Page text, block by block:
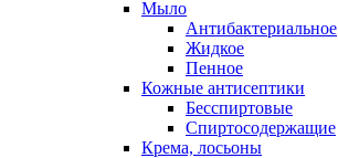
Мыло
Антибактериальное
Жидкое
Пенное
Кожные антисептики
Бесспиртовые
Cпиртосодержащие
Крема, лосьоны